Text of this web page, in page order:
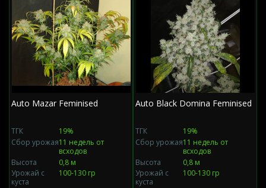
Auto Mazar Feminised
ТГК
19%
Сбор урожая11 недель от
всходов
Высота
0,8 м
Урожай с
куста
100-130 гр
Auto Black Domina Feminised
ТГК
19%
Сбор урожая11 недель от
всходов
Высота
0,8 м
Урожай с
куста
100-130 гр